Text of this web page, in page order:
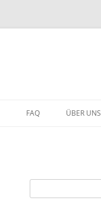
FAQ ÜBER UNS
nach: